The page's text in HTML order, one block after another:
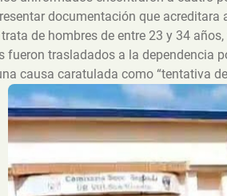
documentación que
de hombres de entre 23 y 34
fueron trasladados a la dependencia
causa caratulada como “tentativa